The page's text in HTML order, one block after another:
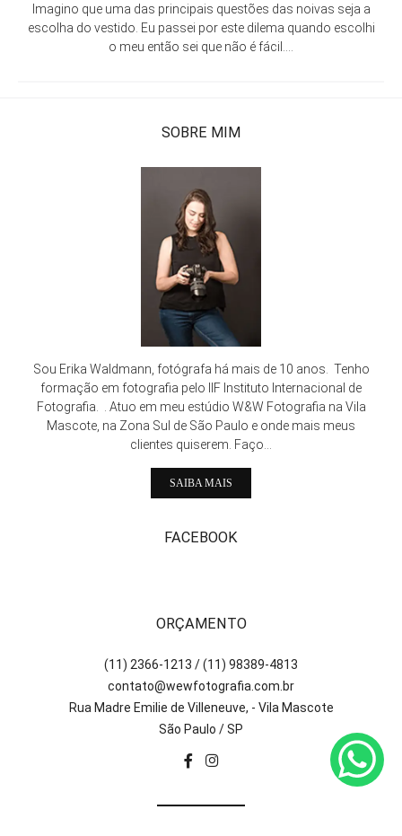
Imagino que uma das principais questões das noivas seja a
escolha do vestido. Eu passei por este dilema quando escolhi
o meu então sei que não é fácil....
SOBRE MIM
Sou Erika Waldmann, fotógrafa há mais de 10 anos. Tenho
formação em fotografia pelo IIF Instituto Internacional de
Fotografia. . Atuo em meu estúdio W&W Fotografia na Vila
Mascote, na Zona Sul de São Paulo e onde mais meus
clientes quiserem. Faço...
SAIBA MAIS
FACEBOOK
ORÇAMENTO
(11) 2366-1213 / (11) 98389-4813
contato@wewfotografia.com.br
Rua Madre Emilie de Villeneuve, - Vila Mascote
São Paulo / SP